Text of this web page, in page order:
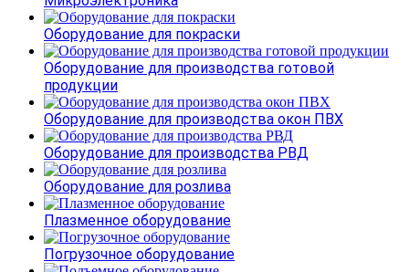
Оборудование для покраски
Оборудование для производства готовой
продукции
Оборудование для производства окон ПВХ
Оборудование для производства РВД
Оборудование для розлива
Плазменное оборудование
Погрузочное оборудование